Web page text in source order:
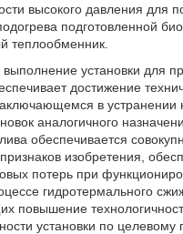
высокого давления для
подготовленной
теплообменник.
установки для
достижение
в устранении
аналогичного
обеспечивается
изобретения,
потерь при
гидротермального
повышение
установки по целевому